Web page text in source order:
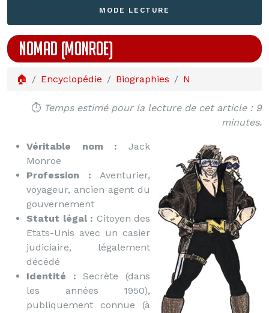
MODE LECTURE
NOMAD (MONROE)
🏠 Encyclopédie Biographies N
⏱️ Temps estimé pour la lecture de cet article : 9
minutes.
Véritable nom : Jack
Monroe
Profession : Aventurier,
voyageur, ancien agent du
gouvernement
Statut légal : Citoyen des
Etats-Unis avec un casier
judiciaire, légalement
décédé
Identité : Secrète (dans
les années 1950),
publiquement connue (à